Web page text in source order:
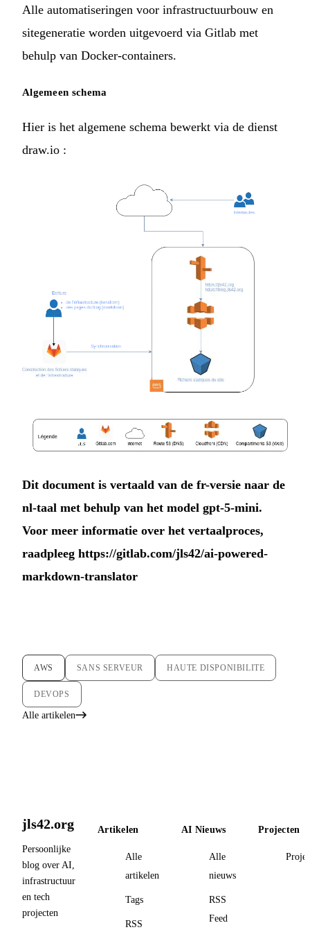
Alle automatiseringen voor infrastructuurbouw en
sitegeneratie worden uitgevoerd via Gitlab met
behulp van Docker-containers.
Algemeen schema
Hier is het algemene schema bewerkt via de dienst
draw.io :
Dit document is vertaald van de fr-versie naar de
nl-taal met behulp van het model gpt-5-mini.
Voor meer informatie over het vertaalproces,
raadpleeg https://gitlab.com/jls42/ai-powered-
markdown-translator
AWS SANS SERVEUR HAUTE DISPONIBILITE
DEVOPS
Alle artikelen
jls42.org
Persoonlijke
blog over AI,
infrastructuur
en tech
projecten
Artikelen
Alle
artikelen
Tags
RSS
AI Nieuws
Alle
nieuws
RSS
Feed
Projecten